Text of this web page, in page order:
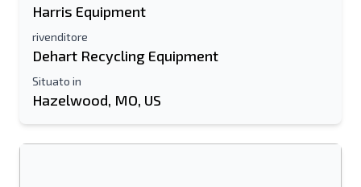
Mobile
Spedire
Harris Equipment
rivenditore
Dehart Recycling Equipment
Situato in
Hazelwood, MO, US
Informazioni aggiuntive